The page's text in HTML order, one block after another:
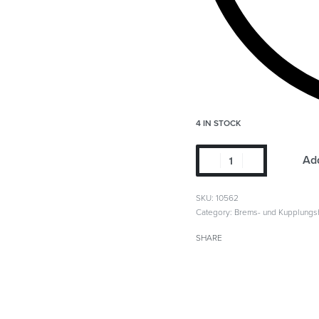
4 IN STOCK
SKU: 10562
Category: Brems- und
SHARE